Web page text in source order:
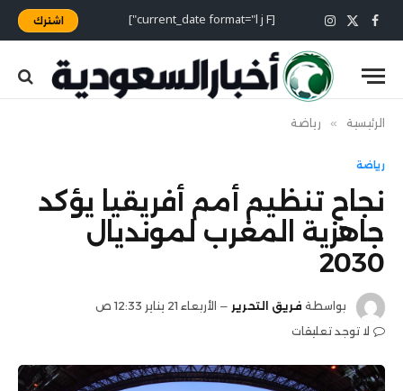
فيسبوك
X
(Twitter)
الانستغرام [current_date format="l j F"] اشترك
الرئيسية » رياضة
رياضة
نجاح تنظيم أمم أفريقيا يؤكد
جاهزية المغرب لمونديال
2030
بواسطة فريق التحرير
الأربعاء 21 يناير 12:33 ص
لا توجد تعليقات